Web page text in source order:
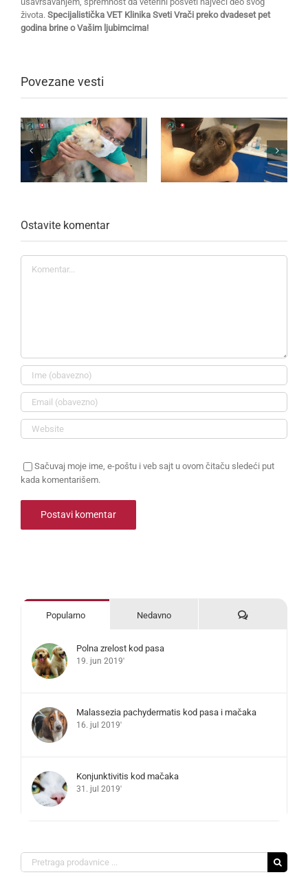
života. Specijalistička VET Klinika Sveti Vrači preko dvadeset pet
godina brine o Vašim ljubimcima!
Povezane vesti
Ostavite komentar
Sačuvaj moje ime, e-poštu i veb sajt u ovom čitaču sledeći put
kada komentarišem.
Popularno Nedavno Komentari
Polna zrelost kod pasa
19. jun 2019'
Malassezia pachydermatis kod pasa i mačaka
16. jul 2019'
Konjunktivitis kod mačaka
31. jul 2019'
Search
for: